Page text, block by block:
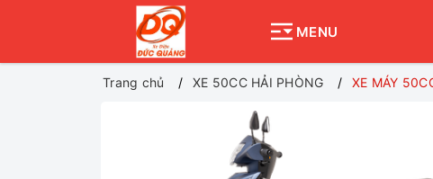
MENU
Trang chủ XE 50CC HẢI PHÒNG XE MÁY